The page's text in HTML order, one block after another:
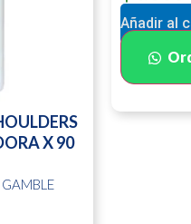
X 90
Añadir al